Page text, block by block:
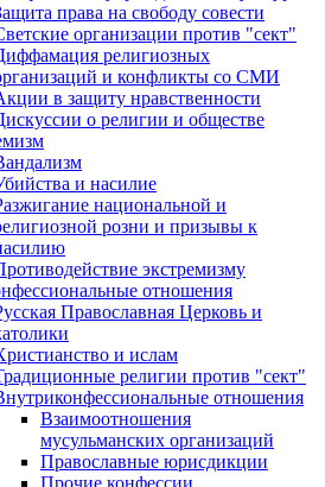
права на свободу совести
организации против "сект"
религиозных
и конфликты со СМИ
в защиту нравственности
о религии и обществе
и насилие
национальной и
розни и призывы к
экстремизму
отношения
Православная Церковь и
и ислам
религии против "сект"
отношения
Взаимоотношения
мусульманских организаций
Православные юрисдикции
Прочие конфессии